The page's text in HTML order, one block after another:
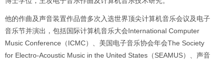
他的作曲及声音装置作品曾多次入选世界顶尖计算机音乐会议及电子
音乐节并演出，包括国际计算机音乐大会International Computer
Music Conference（ICMC）、美国电子音乐协会年会The Society
for Electro-Acoustic Music in the United States（SEAMUS）、声音